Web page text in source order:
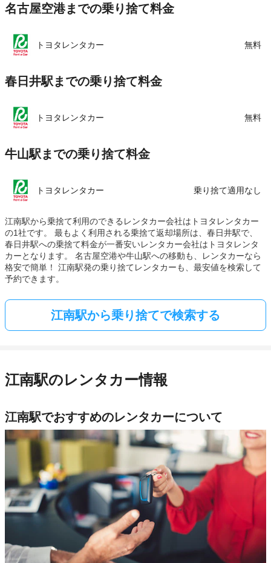
店舗詳細 店舗詳細ページはこちら
名古屋空港までの乗り捨て料金
トヨタレンタカー 無料
春日井駅までの乗り捨て料金
トヨタレンタカー 無料
牛山駅までの乗り捨て料金
トヨタレンタカー 乗り捨て適用なし
江南駅から乗捨て利用のできるレンタカー会社はトヨタレンタカー
の1社です。 最もよく利用される乗捨て返却場所は、春日井駅で、
春日井駅への乗捨て料金が一番安いレンタカー会社はトヨタレンタ
カーとなります。 名古屋空港や牛山駅への移動も、レンタカーなら
格安で簡単！ 江南駅発の乗り捨てレンタカーも、最安値を検索して
予約できます。
江南駅から乗り捨てで検索する
江南駅のレンタカー情報
江南駅でおすすめのレンタカーについて